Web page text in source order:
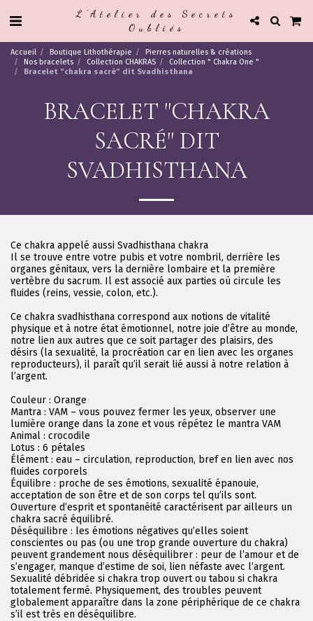
L'Atelier des Secrets
Oubliés
Accueil Boutique Lithothérapie
Pierres naturelles & créations
Nos bracelets
Collection CHAKRAS
Collection " Chakra One "
Bracelet "chakra sacré" dit Svadhisthana
BRACELET "CHAKRA
SACRÉ" DIT
SVADHISTHANA
Ce chakra appelé aussi Svadhisthana chakra
Il se trouve entre votre pubis et votre nombril, derrière les
organes génitaux, vers la dernière lombaire et la première
vertèbre du sacrum. Il est associé aux parties où circule les
fluides (reins, vessie, colon, etc.).
Ce chakra svadhisthana correspond aux notions de vitalité
physique et à notre état émotionnel, notre joie d’être au monde,
notre lien aux autres que ce soit partager des plaisirs, des
désirs (la sexualité, la procréation car en lien avec les organes
reproducteurs), il paraît qu’il serait lié aussi à notre relation à
l’argent.
Couleur : Orange
Mantra : VAM – vous pouvez fermer les yeux, observer une
lumière orange dans la zone et vous répétez le mantra VAM
Animal : crocodile
Lotus : 6 pétales
Élément : eau – circulation, reproduction, bref en lien avec nos
fluides corporels
Équilibre : proche de ses émotions, sexualité épanouie,
acceptation de son être et de son corps tel qu’ils sont.
Ouverture d’esprit et spontanéité caractérisent par ailleurs un
chakra sacré équilibré.
Déséquilibre : les émotions négatives qu’elles soient
conscientes ou pas (ou une trop grande ouverture du chakra)
peuvent grandement nous déséquilibrer : peur de l’amour et de
s’engager, manque d’estime de soi, lien néfaste avec l’argent.
Sexualité débridée si chakra trop ouvert ou tabou si chakra
totalement fermé. Physiquement, des troubles peuvent
globalement apparaître dans la zone périphérique de ce chakra
s’il est très en déséquilibre.